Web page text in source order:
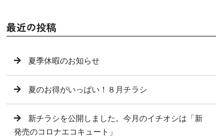
最近の投稿
夏季休暇のお知らせ
夏のお得がいっぱい！８月チラシ
新チラシを公開しました。今月のイチオシは「新
発売のコロナエコキュート」